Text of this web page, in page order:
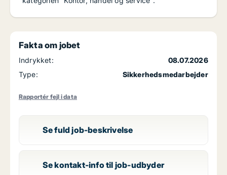
Fakta om jobet
Indrykket:
08.07.2026
Type:
Sikkerhedsmedarbejder
Rapportér fejl i data
Se fuld job-beskrivelse
Se kontakt-info til job-udbyder